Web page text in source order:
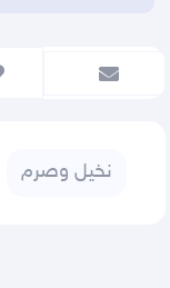
نخيل وصرم